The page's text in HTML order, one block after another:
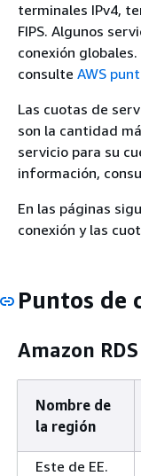
terminales IPv4,
FIPS. Algunos
conexión
consulte AWS
Las cuotas de
son la cantidad
servicio para su
información,
En las páginas
conexión y las
Puntos de
Amazon RDS
Nombre de
la región
Este de EE.